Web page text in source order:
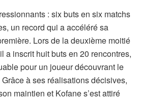
: six buts en six matchs
un record qui a accéléré sa
Lors de la deuxième moitié
a inscrit huit buts en 20 rencontres,
pour un joueur découvrant le
à ses réalisations décisives,
maintien et Kofane s’est attiré